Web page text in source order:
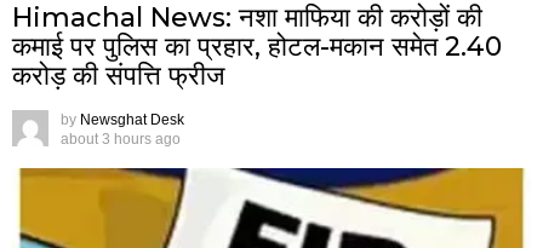
Himachal News: नशा माफिया की करोड़ों की
कमाई पर पुलिस का प्रहार, होटल-मकान समेत 2.40
करोड़ की संपत्ति फ्रीज
by Newsghat Desk
about 3 hours ago